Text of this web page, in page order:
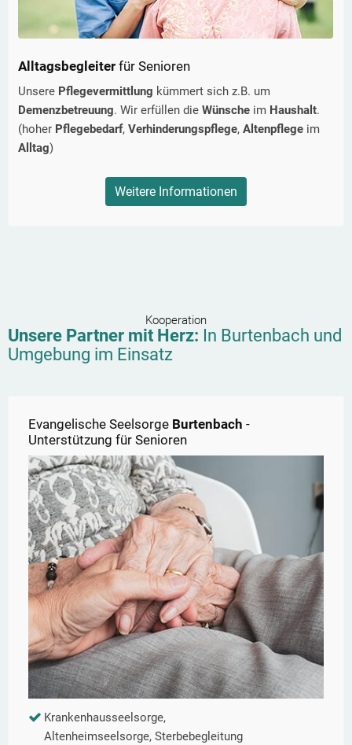
Alltagsbegleiter für Senioren
Unsere Pflegevermittlung kümmert sich z.B. um
Demenzbetreuung. Wir erfüllen die Wünsche im Haushalt.
(hoher Pflegebedarf, Verhinderungspflege, Altenpflege im
Alltag)
Weitere Informationen
Kooperation
Unsere Partner mit Herz: In Burtenbach und
Umgebung im Einsatz
Evangelische Seelsorge Burtenbach -
Unterstützung für Senioren
Krankenhausseelsorge,
Altenheimseelsorge, Sterbebegleitung